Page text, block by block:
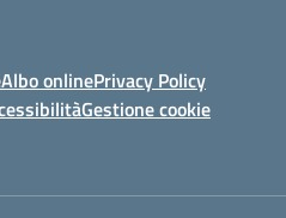
Albo onlinePrivacy Policy
Gestione cookie